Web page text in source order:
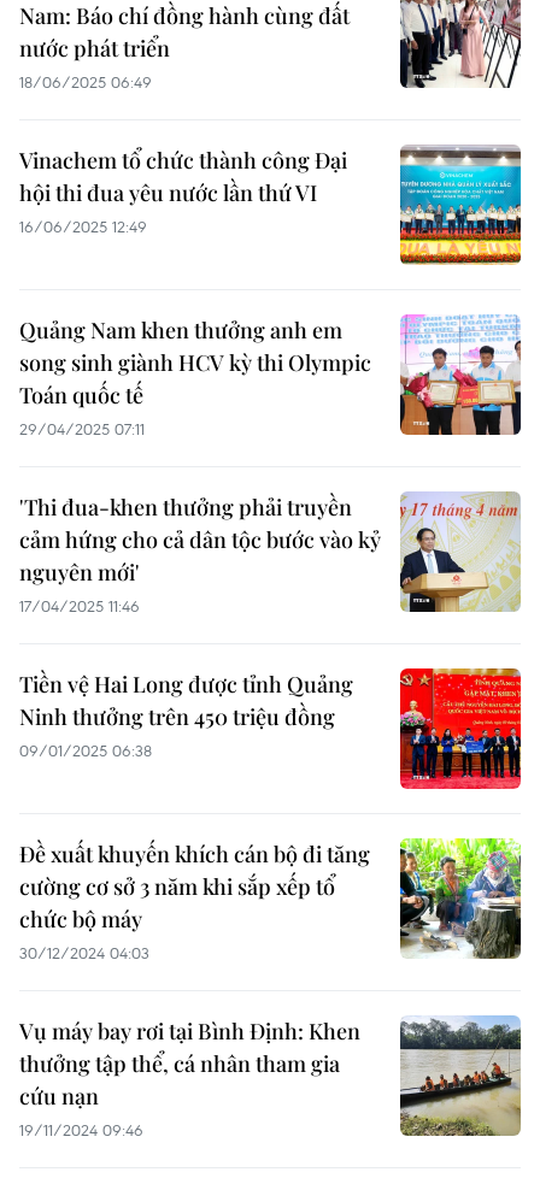
Nam: Báo chí đồng hành cùng đất
nước phát triển
18/06/2025 06:49
Vinachem tổ chức thành công Đại
hội thi đua yêu nước lần thứ VI
16/06/2025 12:49
Quảng Nam khen thưởng anh em
song sinh giành HCV kỳ thi Olympic
Toán quốc tế
29/04/2025 07:11
'Thi đua-khen thưởng phải truyền
cảm hứng cho cả dân tộc bước vào kỷ
nguyên mới'
17/04/2025 11:46
Tiền vệ Hai Long được tỉnh Quảng
Ninh thưởng trên 450 triệu đồng
09/01/2025 06:38
Đề xuất khuyến khích cán bộ đi tăng
cường cơ sở 3 năm khi sắp xếp tổ
chức bộ máy
30/12/2024 04:03
Vụ máy bay rơi tại Bình Định: Khen
thưởng tập thể, cá nhân tham gia
cứu nạn
19/11/2024 09:46